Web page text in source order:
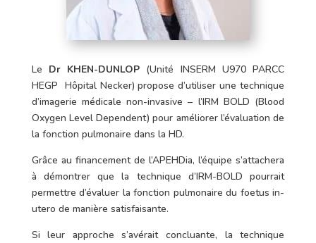
Le Dr KHEN-DUNLOP (Unité INSERM U970 PARCC
HEGP Hôpital Necker) propose d’utiliser une technique
d’imagerie médicale non-invasive – l’IRM BOLD (Blood
Oxygen Level Dependent) pour améliorer l’évaluation de
la fonction pulmonaire dans la HD.
Grâce au financement de l’APEHDia, l’équipe s’attachera
à démontrer que la technique d’IRM-BOLD pourrait
permettre d’évaluer la fonction pulmonaire du foetus in-
utero de manière satisfaisante.
Si leur approche s’avérait concluante, la technique